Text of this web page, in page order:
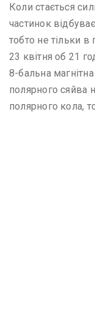
Коли стається
частинок
тобто не тільки в
23 квітня об 21
8-бальна
полярного сяйва
полярного кола,